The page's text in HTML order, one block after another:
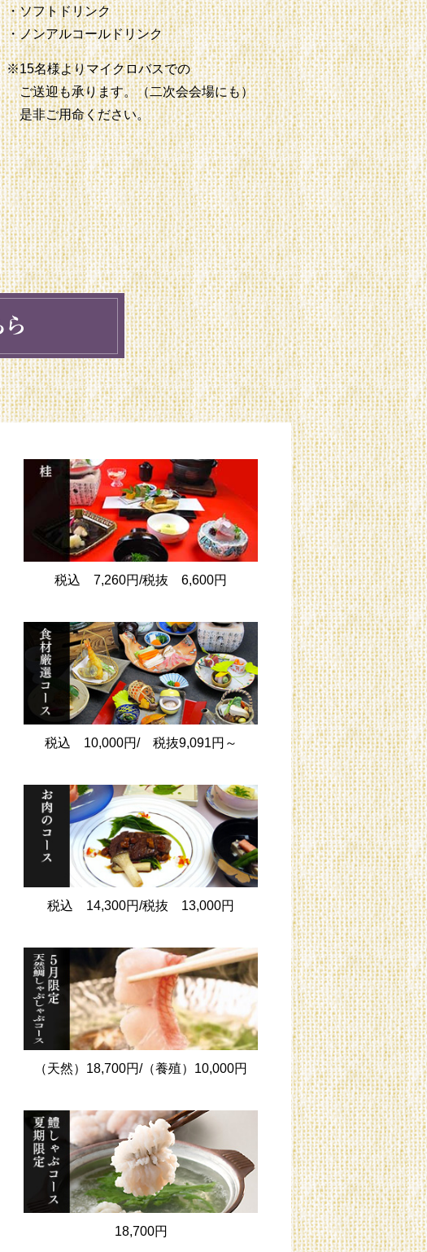
・ソフトドリンク
・ノンアルコールドリンク
※15名様よりマイクロバスでの
ご送迎も承ります。（二次会会場にも）
是非ご用命ください。
税込 7,260円/税抜 6,600円
税込 10,000円/ 税抜9,091円～
税込 14,300円/税抜 13,000円
（天然）18,700円/（養殖）10,000円
18,700円